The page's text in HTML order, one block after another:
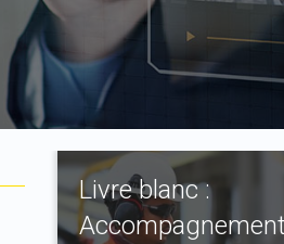
Livre blanc :